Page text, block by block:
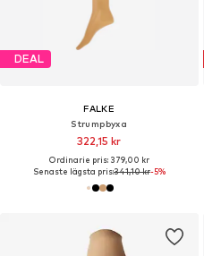
DEAL
FALKE
Strumpbyxa
322,15 kr
Ordinarie pris: 379,00 kr
Senaste lägsta pris:341,10 kr-5%